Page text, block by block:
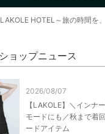
HOTEL～旅の時間を、もっと自
ョップニュース
2026/08/07
【LAKOLE】＼インナ
モードにも／秋まで着
ードアイテム